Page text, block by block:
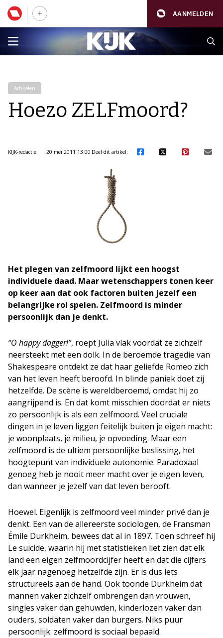
AANMELDEN
Artikelen
Hoezo ZELFmoord?
KIJK-redactie 20 mei 2011 13:00 Deel dit artikel:
Het plegen van zelfmoord lijkt een hoogst
individuele daad. Maar wetenschappers tonen keer
op keer aan dat ook factoren buiten jezelf een
belangrijke rol spelen. Zelfmoord is minder
persoonlijk dan je denkt.
“O happy dagger!”, roept Julia vlak voordat ze zichzelf
neersteekt met een dolk. In de beroemde tragedie van
Shakespeare ontdekt ze dat haar geliefde Romeo zich
van het leven heeft beroofd. In blinde paniek doet zij
hetzelfde. De scène is wereldberoemd, omdat hij zo
aangrijpend is. En dat komt misschien doordat er niets
zo persoonlijk is als een zelfmoord. Veel cruciale
dingen in je leven liggen feitelijk buiten je eigen macht:
je woonplaats, je milieu, je opvoeding. Maar een
zelfmoord is de ultiem persoonlijke beslissing, het
hoogtepunt van individuele autonomie. Paradoxaal
genoeg heb je nooit meer macht over je eigen leven,
dan wanneer je jezelf van dat leven berooft.
Hoewel. Eigenlijk is zelfmoord veel minder privé dan je
denkt. Een van de allereerste sociologen, de Fransman
Émile Durkheim, bewees dat al in 1897. Toen schreef hij
Le suicide, waarin hij met statistieken liet zien dat elk
land een eigen zelfmoordcijfer heeft en dat die cijfers
elk jaar nagenoeg hetzelfde zijn. Er is dus iets
structureels aan de hand. Ook toonde Durkheim dat
mannen vaker zichzelf ombrengen dan vrouwen,
singles vaker dan gehuwden, kinderlozen vaker dan
ouders, soldaten vaker dan burgers. Niks puur
persoonlijk: zelfmoord is sociaal bepaald.